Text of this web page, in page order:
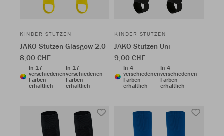
KINDER STUTZEN
JAKO Stutzen Glasgow 2.0
8,00 CHF
In 17
verschiedenen
Farben
erhältlich
In 17
verschiedenen
Farben
erhältlich
KINDER STUTZEN
JAKO Stutzen Uni
9,00 CHF
In 4
verschiedenen
Farben
erhältlich
In 4
verschiedenen
Farben
erhältlich